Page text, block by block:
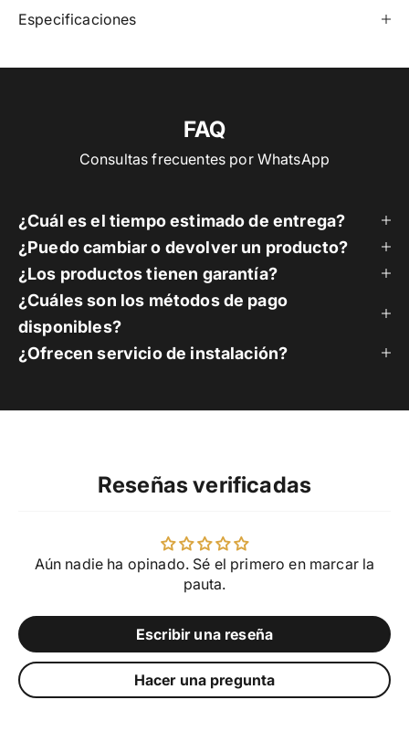
Especificaciones
FAQ
Consultas frecuentes por WhatsApp
¿Cuál es el tiempo estimado de entrega?
¿Puedo cambiar o devolver un producto?
¿Los productos tienen garantía?
¿Cuáles son los métodos de pago
disponibles?
¿Ofrecen servicio de instalación?
Reseñas verificadas
Aún nadie ha opinado. Sé el primero en marcar la
pauta.
Escribir una reseña
Hacer una pregunta